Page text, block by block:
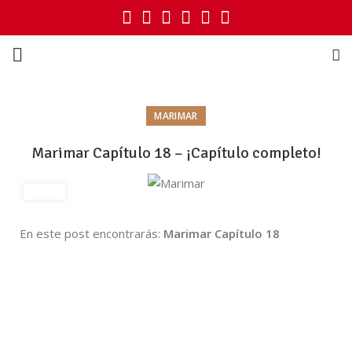
MARIMAR
Marimar Capítulo 18 – ¡Capítulo completo!
En este post encontrarás: Marimar Capítulo 18